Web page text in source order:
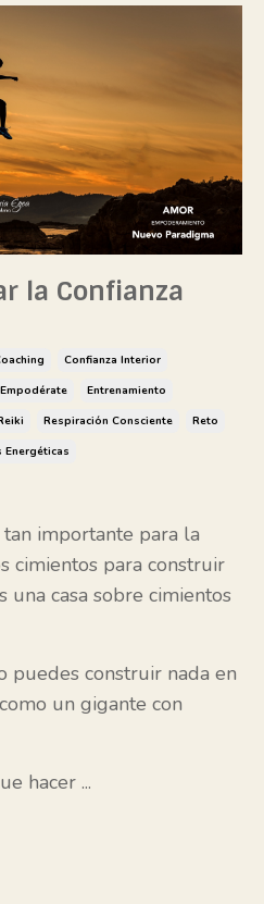
la Confianza
Confianza Interior
Empodérate
Entrenamiento
Respiración Consciente
Reto
Energéticas
importante para la
cimientos para construir
una casa sobre cimientos
puedes construir nada en
un gigante con
hacer ...